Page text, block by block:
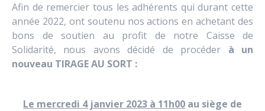
Afin de remercier tous les adhérents qui durant cette
année 2022, ont soutenu nos actions en achetant des
bons de soutien au profit de notre Caisse de
Solidarité, nous avons décidé de procéder à un
nouveau TIRAGE AU SORT :
Le mercredi 4 janvier 2023 à 11h00 au siège de